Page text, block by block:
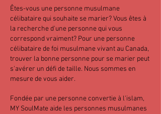
Êtes-vous une personne musulmane
célibataire qui souhaite se marier? Vous êtes à
la recherche d'une personne qui vous
correspond vraiment? Pour une personne
célibataire de foi musulmane vivant au Canada,
trouver la bonne personne pour se marier peut
s'avérer un défi de taille. Nous sommes en
mesure de vous aider.
Fondée par une personne convertie à l'islam,
MY SoulMate aide les personnes musulmanes